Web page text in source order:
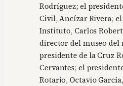
Rodríguez; el
Civil, Ancízar Rivera;
Instituto, Carlos
director del museo
presidente de la Cruz
Cervantes; el
Rotario, Octavio